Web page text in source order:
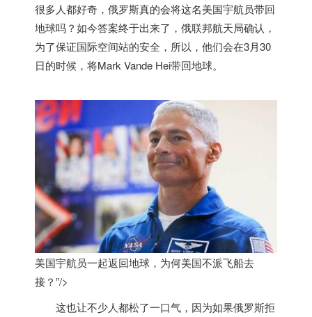
很多人都好奇，俄罗斯真的会将这名美国宇航员带回
地球吗？如今答案终于出来了，俄联邦航天局确认，
为了保证国际空间站的安全，所以，他们会在3月30
日的时候，将Mark Vande Hei带回地球。
美国宇航员一起返回地球，为何美国不派飞船去
接？”/>
这也让不少人都松了一口气，因为如果俄罗斯拒